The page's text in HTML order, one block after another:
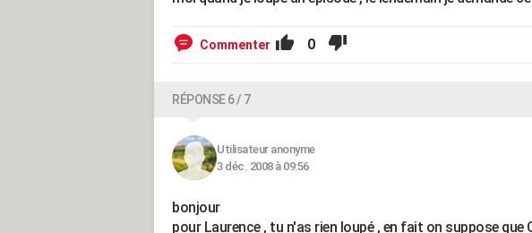
Commenter 0
RÉPONSE 6 / 7
Utilisateur anonyme
3 déc. 2008 à 09:56
bonjour
pour Laurence , tu n'as rien loupé , en fait on suppose que